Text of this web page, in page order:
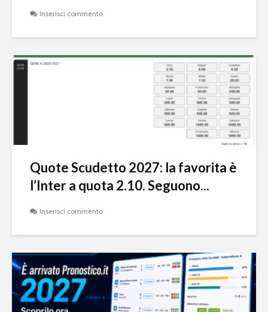
Inserisci commento
Quote Scudetto 2027: la favorita è
l’Inter a quota 2.10. Seguono...
Inserisci commento